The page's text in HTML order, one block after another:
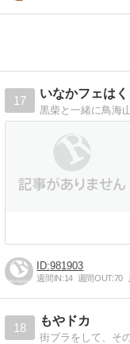
17
いなかフェはく
981903
週間IN:14 週間OUT:70
18
もやドカ
街ブラをして、そ